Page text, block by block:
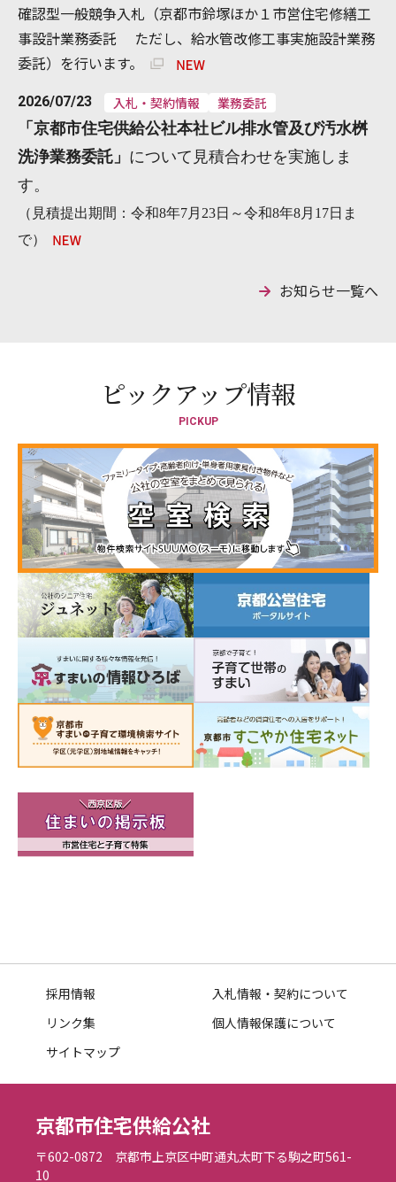
確認型一般競争入札（京都市鈴塚ほか１市営住宅修繕工
事設計業務委託 ただし、給水管改修工事実施設計業務
委託）を行います。
2026/07/23 入札・契約情報
業務委託
「 京都市住宅供給公社本社ビル排水管及び汚水桝
洗浄業務委託 」 について見積合わせを実施しま
す。
（見積提出期間：令和8年7月23日～令和8年8月17日ま
で）
お知らせ一覧へ
ピックアップ情報
PICKUP
採用情報
入札情報・契約について
リンク集
個人情報保護について
サイトマップ
京都市住宅供給公社
〒602-0872 京都市上京区中町通丸太町下る駒之町561-
10